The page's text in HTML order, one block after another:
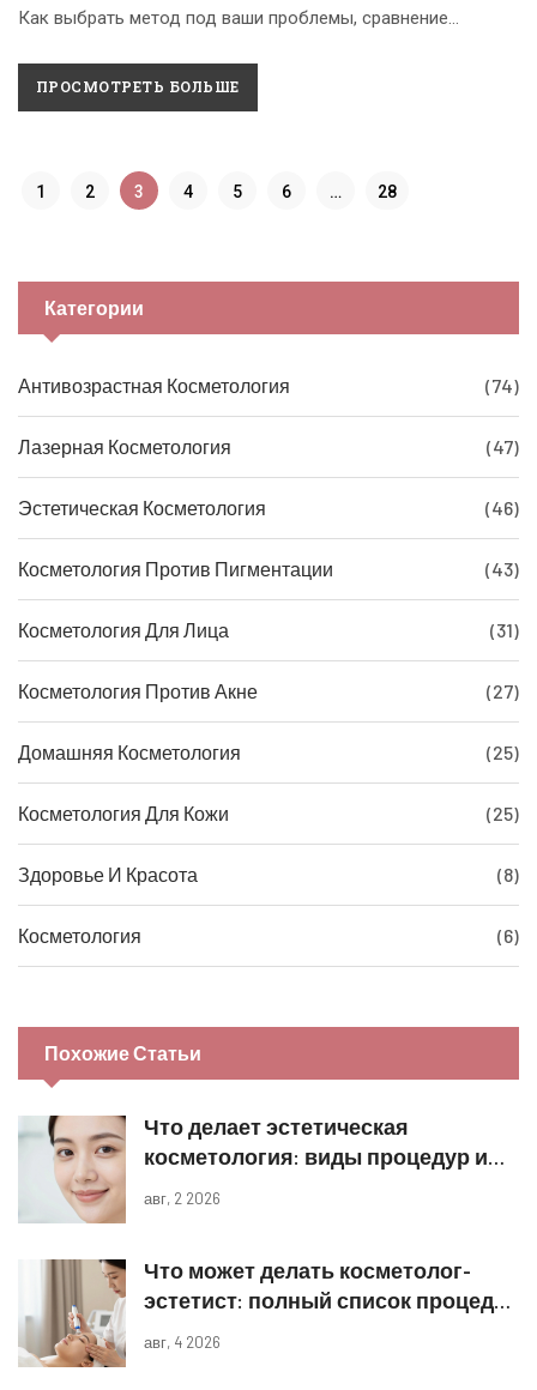
Как выбрать метод под ваши проблемы, сравнение
ПРОСМОТРЕТЬ БОЛЬШЕ
1 2 3 4 5 6 … 28
Категории
Антивозрастная Косметология (74)
Лазерная Косметология (47)
Эстетическая Косметология (46)
Косметология Против Пигментации (43)
Косметология Для Лица (31)
Косметология Против Акне (27)
Домашняя Косметология (25)
Косметология Для Кожи (25)
Здоровье И Красота (8)
Косметология (6)
Похожие Статьи
Что делает эстетическая
косметология: виды процедур и
реальные результаты
авг, 2 2026
Что может делать косметолог-
эстетист: полный список процедур
и границы компетенций
авг, 4 2026